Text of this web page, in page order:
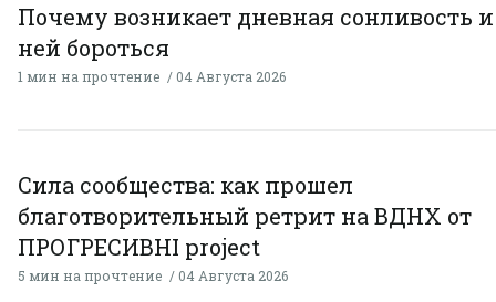
Почему возникает дневная сонливость и
ней бороться
1 мин на прочтение 04 Августа 2026
Сила сообщества: как прошел
благотворительный ретрит на ВДНХ от
ПРОГРЕСИВНІ project
5 мин на прочтение 04 Августа 2026